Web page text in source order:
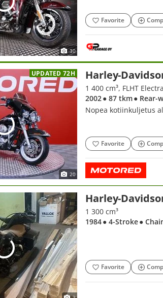
30
Favorite
UPDATED 72H
20
Harley-
1 400 cm³, FLHT
2002● 87 tkm● Rear-
Nopea kotiinkuljetus
Favorite
Harley-
1 300 cm³
1984● 4-Stroke●
Favorite